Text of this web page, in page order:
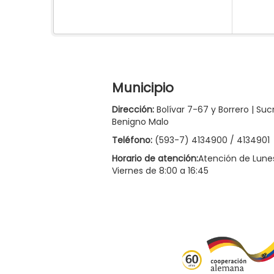
Municipio
Dirección: Bolívar 7-67 y Borrero |
Benigno Malo
Teléfono: (593-7) 4134900 / 4134901
Horario de atención:Atención de
Viernes de 8:00 a 16:45